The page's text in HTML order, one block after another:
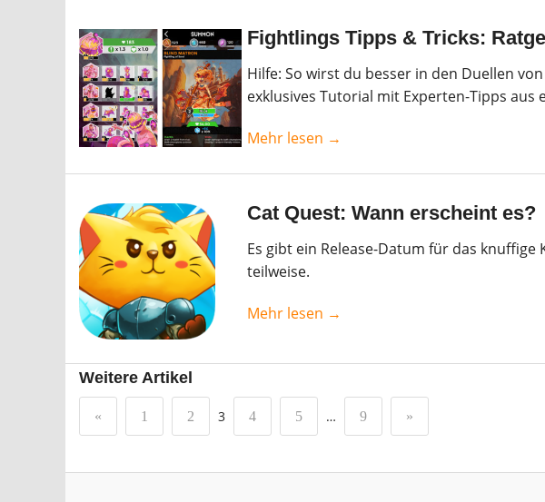
Fightlings Tipps & Tricks:
Hilfe: So wirst du besser in den Duellen
exklusives Tutorial mit Experten-Tipps aus
Mehr lesen →
Cat Quest: Wann erscheint es?
Es gibt ein Release-Datum für das
teilweise.
Mehr lesen →
Weitere Artikel
« 1 2 3 4 5 … 9 »